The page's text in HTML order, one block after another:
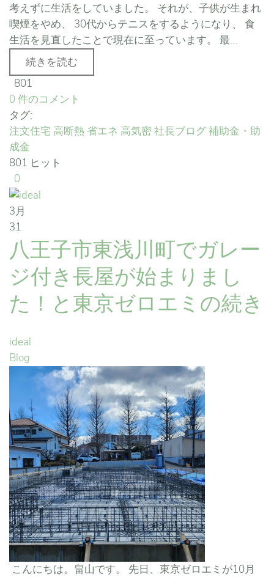
考えずに生活をしていました。 それが、子供が生まれ
喫煙をやめ、 30代からテニスをするようになり、 食
生活を見直したことで現在に至っています。 最...
続きを読む
801
0 件のコメント
タグ:
注文住宅 高断熱 省エネ 高気密社長ブログ補助金・助
成金
801 ヒット
0
3月
31
八王子市東浅川町でガレー
ジ付き長屋が始まりまし
た！と東京ゼロエミの続き
ideal
Blog
こんにちは。畠山です。 先日、東京ゼロエミが10月